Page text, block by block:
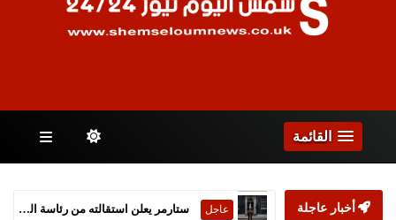
القائمة
أخبار عاجلة عاجل ستارمر يعلن استقالته من رئاسة الحكومة البريطانية